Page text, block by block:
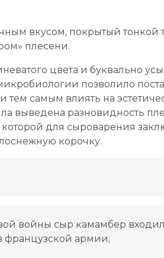
вкусом, покрытый тонкой
плесени.
цвета и буквально
позволило
самым влиять на
выведена разновидность
для сыроварения
корочку.
войны сыр камамбер
французской армии;